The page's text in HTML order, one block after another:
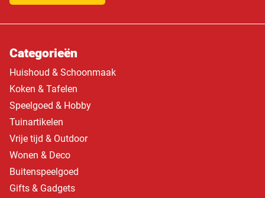
Categorieën
Huishoud & Schoonmaak
Koken & Tafelen
Speelgoed & Hobby
Tuinartikelen
Vrije tijd & Outdoor
Wonen & Deco
Buitenspeelgoed
Gifts & Gadgets